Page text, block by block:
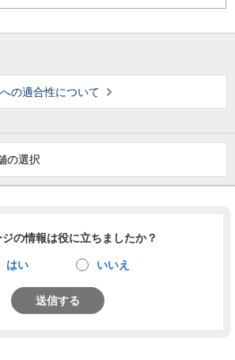
の適合性について
の選択
の情報は役に立ちましたか？
はい いいえ
送信する